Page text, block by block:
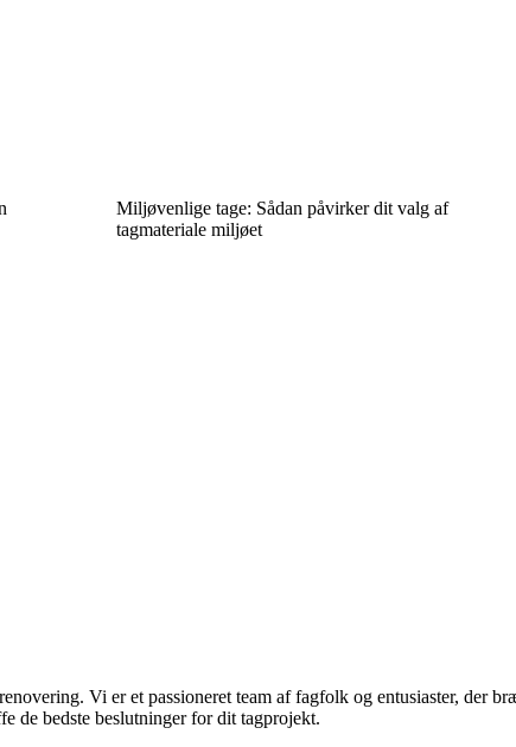
Miljøvenlige tage: Sådan påvirker dit valg af
tagmateriale miljøet
Vi er et passioneret team af fagfolk og entusiaster, der
de bedste beslutninger for dit tagprojekt.